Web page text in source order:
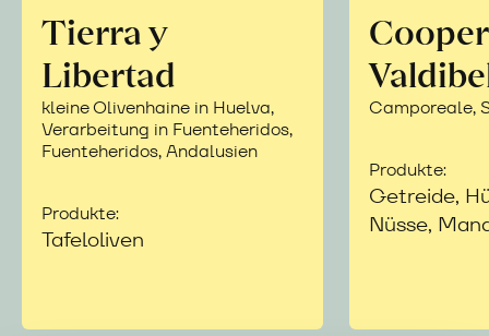
Tierra y
Libertad
kleine Olivenhaine in Huelva,
Verarbeitung in Fuenteheridos,
Fuenteheridos, Andalusien
Produkte:
Tafeloliven
Camporeale,
Produkte:
Getreide,
Nüsse,